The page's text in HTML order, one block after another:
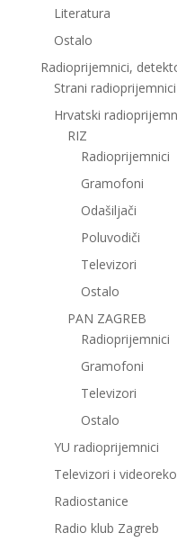
Literatura
Ostalo
Radioprijemnici,
Strani radioprijemnici
Hrvatski
RIZ
Radioprijemnici
Gramofoni
Odašiljači
Poluvodiči
Televizori
Ostalo
PAN ZAGREB
Radioprijemnici
Gramofoni
Televizori
Ostalo
YU radioprijemnici
Televizori i
Radiostanice
Radio klub Zagreb